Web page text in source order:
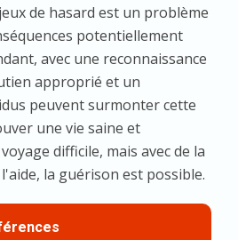
de hasard est un problème
potentiellement
avec une reconnaissance
approprié et un
peuvent surmonter cette
une vie saine et
difficile, mais avec de la
la guérison est possible.